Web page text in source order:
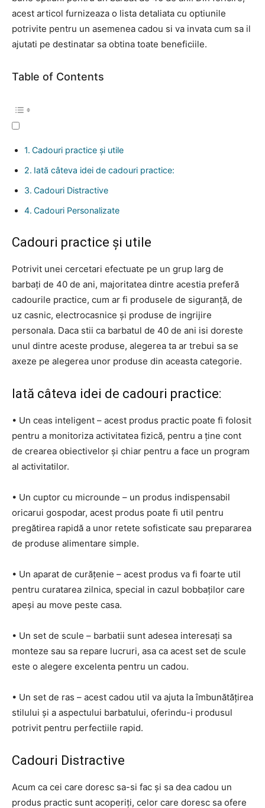
acest articol furnizeaza o lista detaliata cu optiunile
potrivite pentru un asemenea cadou si va invata cum sa il
ajutati pe destinatar sa obtina toate beneficiile.
Table of Contents
Cadouri practice și utile
Iată câteva idei de cadouri practice:
Cadouri Distractive
Cadouri Personalizate
Cadouri practice și utile
Potrivit unei cercetari efectuate pe un grup larg de
barbați de 40 de ani, majoritatea dintre acestia preferă
cadourile practice, cum ar fi produsele de siguranță, de
uz casnic, electrocasnice și produse de ingrijire
personala. Daca stii ca barbatul de 40 de ani isi doreste
unul dintre aceste produse, alegerea ta ar trebui sa se
axeze pe alegerea unor produse din aceasta categorie.
Iată câteva idei de cadouri practice:
• Un ceas inteligent – acest produs practic poate fi folosit
pentru a monitoriza activitatea fizică, pentru a ține cont
de crearea obiectivelor și chiar pentru a face un program
al activitatilor.
• Un cuptor cu microunde – un produs indispensabil
oricarui gospodar, acest produs poate fi util pentru
pregătirea rapidă a unor retete sofisticate sau prepararea
de produse alimentare simple.
• Un aparat de curățenie – acest produs va fi foarte util
pentru curatarea zilnica, special in cazul bobbaților care
apeși au move peste casa.
• Un set de scule – barbatii sunt adesea interesați sa
monteze sau sa repare lucruri, asa ca acest set de scule
este o alegere excelenta pentru un cadou.
• Un set de ras – acest cadou util va ajuta la îmbunătățirea
stilului și a aspectului barbatului, oferindu-i produsul
potrivit pentru perfectiile rapid.
Cadouri Distractive
Acum ca cei care doresc sa-si fac și sa dea cadou un
produs practic sunt acoperiți, celor care doresc sa ofere